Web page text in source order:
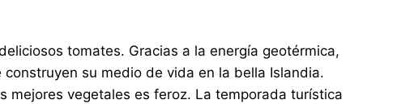
tomates. Gracias a la energía geotérmica,
su medio de vida en la bella Islandia.
mejores vegetales es feroz. La temporada turística